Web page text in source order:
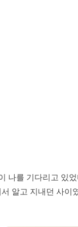
나를 기다리고 있
알고 지내던 사이